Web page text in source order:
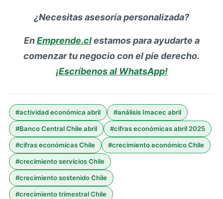
¿Necesitas asesoría personalizada?
EnEmprende.clestamos para ayudarte a
comenzar tu negocio con el pie derecho.
¡Escríbenos al WhatsApp!
#actividad económica abril #análisis Imacec abril
#Banco Central Chile abril #cifras económicas abril 2025
#cifras económicas Chile #crecimiento económico Chile
#crecimiento servicios Chile
#crecimiento sostenido Chile
#crecimiento trimestral Chile